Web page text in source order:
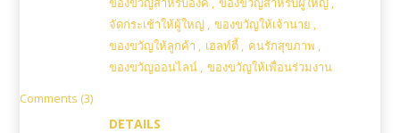
จัดกระเช้าให้ผู้ใหญ่
ของขวัญให้เจ้านาย
ของขวัญให้ลูกค้า
เฮลท์ตี้ คนรักสุขภาพ
ของขวัญออนไลน์
ของขวัญให้เพื่อนร่วมงาน
Comments (3)
DETAILS